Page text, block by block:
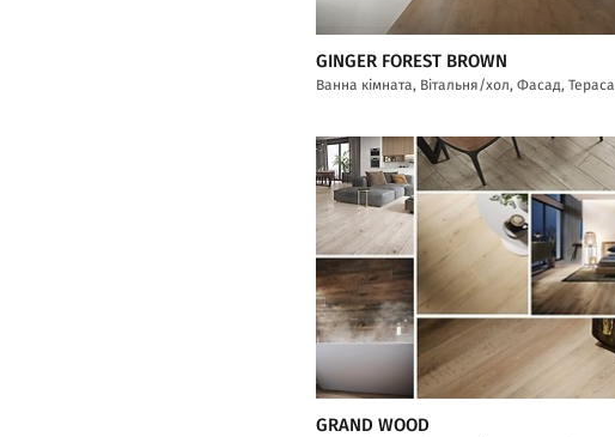
GINGER FOREST BROWN
Ванна кімната, Вітальня/хол, Фасад, Тераса
GRAND WOOD